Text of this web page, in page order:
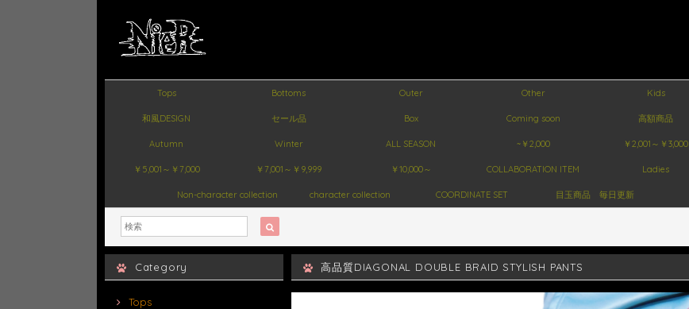
Tops Bottoms Outer Other Kids
和風DESIGN セール品 Box Coming soon 高額商品
Autumn Winter ALL SEASON ~￥2,000 ￥2,001～￥3,000
￥5,001～￥7,000 ￥7,001～￥9,999 ￥10,000～ COLLABORATION ITEM Ladies
Non-character collection character collection COORDINATE SET 目玉商品 毎日更新
Category
Tops
高品質DIAGONAL DOUBLE BRAID STYLISH PANTS